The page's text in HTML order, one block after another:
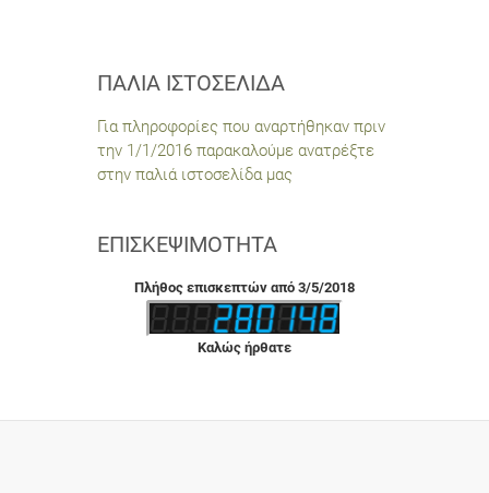
ΠΑΛΙΆ ΙΣΤΟΣΕΛΊΔΑ
Για πληροφορίες που αναρτήθηκαν πριν
την 1/1/2016 παρακαλούμε ανατρέξτε
στην παλιά ιστοσελίδα μας
ΕΠΙΣΚΕΨΙΜΌΤΗΤΑ
Πλήθος επισκεπτών από 3/5/2018
Καλώς ήρθατε